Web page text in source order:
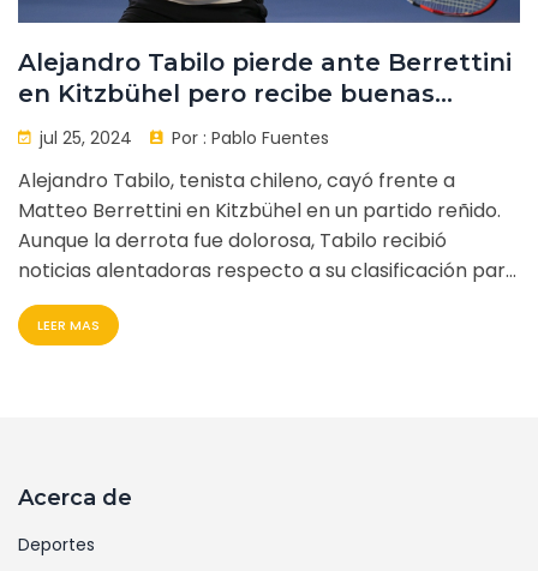
Alejandro Tabilo pierde ante Berrettini
en Kitzbühel pero recibe buenas
noticias para París 2024
jul 25, 2024 Por : Pablo Fuentes
Alejandro Tabilo, tenista chileno, cayó frente a
Matteo Berrettini en Kitzbühel en un partido reñido.
Aunque la derrota fue dolorosa, Tabilo recibió
noticias alentadoras respecto a su clasificación para
los Juegos Olímpicos de París 2024. Detalles del
enfrentamiento y perspectivas futuras en el artículo.
LEER MAS
Acerca de
Deportes